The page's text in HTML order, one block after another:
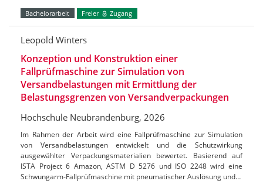
Bachelorarbeit Freier Zugang
Leopold Winters
Konzeption und Konstruktion einer
Fallprüfmaschine zur Simulation von
Versandbelastungen mit Ermittlung der
Belastungsgrenzen von Versandverpackungen
Hochschule Neubrandenburg, 2026
Im Rahmen der Arbeit wird eine Fallprüfmaschine zur Simulation
von Versandbelastungen entwickelt und die Schutzwirkung
ausgewählter Verpackungsmaterialien bewertet. Basierend auf
ISTA Project 6 Amazon, ASTM D 5276 und ISO 2248 wird eine
Schwungarm-Fallprüfmaschine mit pneumatischer Auslösung und…